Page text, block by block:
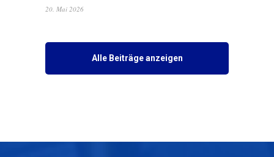
20. Mai 2026
Alle Beiträge anzeigen